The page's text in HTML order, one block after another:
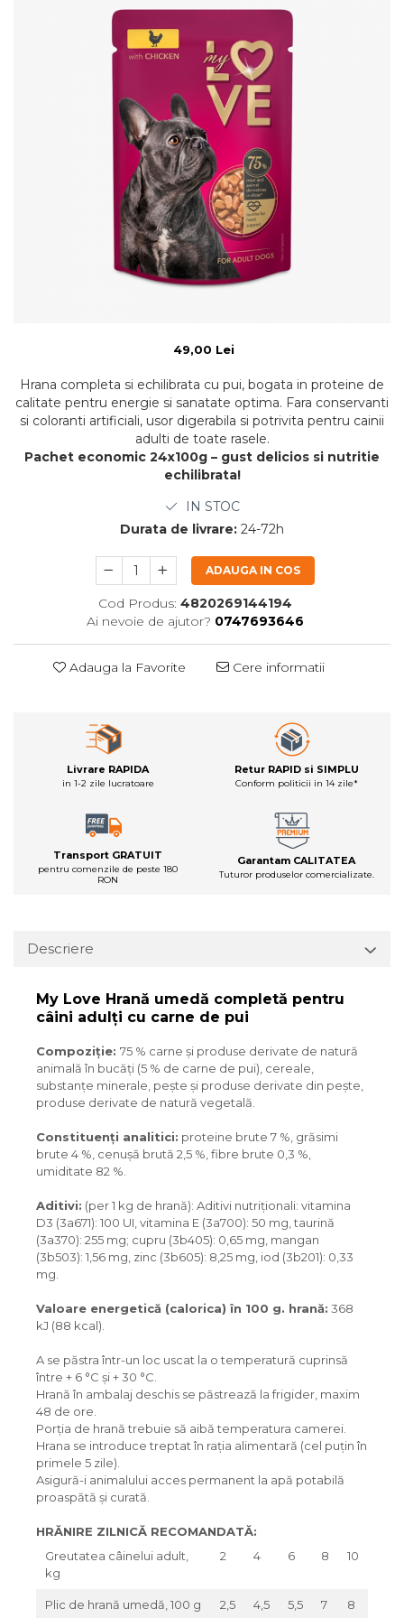
49,00 Lei
Hrana completa si echilibrata cu pui, bogata in proteine de
calitate pentru energie si sanatate optima. Fara conservanti
si coloranti artificiali, usor digerabila si potrivita pentru cainii
adulti de toate rasele.
Pachet economic 24x100g – gust delicios si nutritie
echilibrata!
IN STOC
Durata de livrare: 24-72h
ADAUGA IN COS
Cod Produs: 4820269144194
Ai nevoie de ajutor? 0747693646
Adauga la Favorite Cere informatii
Livrare RAPIDA
in 1-2 zile lucratoare
Retur RAPID si SIMPLU
Conform politicii in 14 zile*
Transport GRATUIT
pentru comenzile de peste 180
RON
Garantam CALITATEA
Tuturor produselor comercializate.
Descriere
My Love Hrană umedă completă pentru
câini adulţi cu carne de pui
Compoziție: 75 % carne și produse derivate de natură
animală în bucăți (5 % de carne de pui), сereale,
substanțe minerale, pește și produse derivate din pește,
produse derivate de natură vegetală.
Constituenți analitici: proteine brute 7 %, grăsimi
brute 4 %, cenușă brută 2,5 %, fibre brute 0,3 %,
umiditate 82 %.
Aditivi: (per 1 kg de hrană): Aditivi nutriționali: vitamina
D3 (3a671): 100 UI, vitamina E (3a700): 50 mg, taurină
(3a370): 255 mg; cupru (3b405): 0,65 mg, mangan
(3b503): 1,56 mg, zinc (3b605): 8,25 mg, iod (3b201): 0,33
mg.
Valoare energetică (calorica) în 100 g. hrană: 368
kJ (88 kcal).
A se păstra într-un loc uscat la o temperatură cuprinsă
între + 6 °C și + 30 °C.
Hrană în ambalaj deschis se păstrează la frigider, maxim
48 de ore.
Porţia de hrană trebuie să aibă temperatura camerei.
Hrana se introduce treptat în rația alimentară (cel puțin în
primele 5 zile).
Asigură-i animalului acces permanent la apă potabilă
proaspătă și curată.
HRĂNIRE ZILNICĂ RECOMANDATĂ:
Greutatea câinelui adult,
kg
2 4 6 8 10
Plic de hrană umedă, 100 g 2,5 4,5 5,5 7 8